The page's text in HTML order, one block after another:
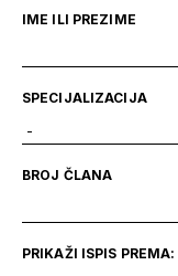
IME ILI PREZIME
SPECIJALIZACIJA
BROJ ČLANA
PRIKAŽI ISPIS PREMA: